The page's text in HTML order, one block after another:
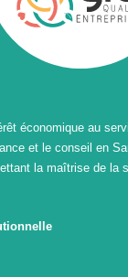
économique au
et le conseil en
la maîtrise de la